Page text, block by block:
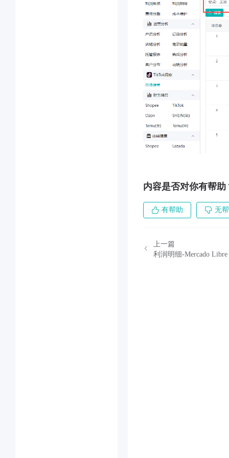
内容是否对你有帮助
有帮助 无
上一篇
利润明细-Mercado Libre